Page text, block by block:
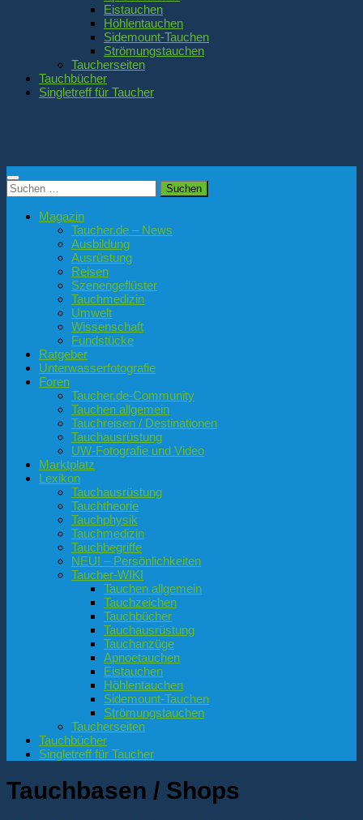
Eistauchen
Höhlentauchen
Sidemount-Tauchen
Strömungstauchen
Taucherseiten
Tauchbücher
Singletreff für Taucher
Suchen
nach:
Magazin
Taucher.de – News
Ausbildung
Ausrüstung
Reisen
Szenengeflüster
Tauchmedizin
Umwelt
Wissenschaft
Fundstücke
Ratgeber
Unterwasserfotografie
Foren
Taucher.de-Community
Tauchen allgemein
Tauchreisen / Destinationen
Tauchausrüstung
UW-Fotografie und Video
Marktplatz
Lexikon
Tauchausrüstung
Tauchtheorie
Tauchphysik
Tauchmedizin
Tauchbegriffe
NEU! – Persönlichkeiten
Taucher-WIKI
Tauchen allgemein
Tauchzeichen
Tauchbücher
Tauchausrüstung
Tauchanzüge
Apnoetauchen
Eistauchen
Höhlentauchen
Sidemount-Tauchen
Strömungstauchen
Taucherseiten
Tauchbücher
Singletreff für Taucher
Tauchbasen / Shops